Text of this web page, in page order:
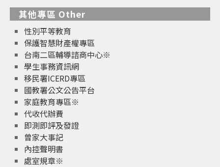
其他專區 Other
性別平等教育
保護智慧財產權專區
台南二區輔導諮商中心※
學生事務資訊網
移民署ICERD專區
國教署公文公告平台
家庭教育專區※
代收代辦費
即測即評及發證
曾家大事記
內控聲明書
處室規章※